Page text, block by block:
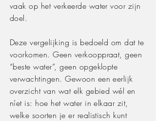
vaak op het verkeerde water voor zijn
doel.
Deze vergelijking is bedoeld om dat te
voorkomen. Geen verkooppraat, geen
“beste water”, geen opgeklopte
verwachtingen. Gewoon een eerlijk
overzicht van wat elk gebied wél en
níet is: hoe het water in elkaar zit,
welke soorten je er realistisch kunt